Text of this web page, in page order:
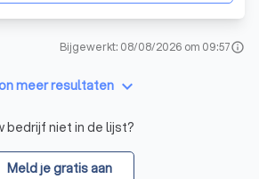
Bijgewerkt: 08/08/2026 om 09:57info
meer resultaten keyboard_arrow_down
bedrijf niet in de lijst?
Meld je gratis aan